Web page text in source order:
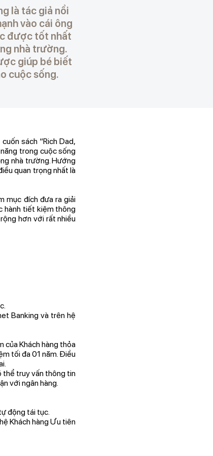
là tác giả nổi
vào cái ông
được tốt nhất
nhà trường.
giúp bé biết
cuộc sống.
sách “Rich Dad,
trong cuộc sống
nhà trường. Hướng
quan trọng nhất là
mục đích đưa ra giải
hành tiết kiệm thông
hơn với rất nhiều
Banking và trên hệ
của Khách hàng thỏa
tối đa 01 năm. Điều
thể truy vấn thông tin
với ngân hàng.
động tái tục.
Khách hàng Ưu tiên